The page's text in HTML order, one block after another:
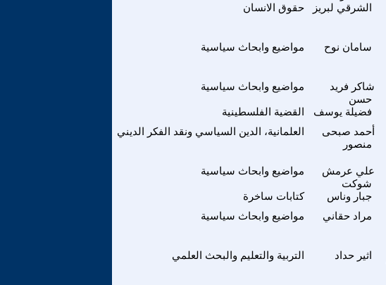
حقوق الانسان الشرقي لبريز
مواضيع وابحاث سياسية سامان نوح
مواضيع وابحاث سياسية
شاكر فريد
حسن
القضية الفلسطينية فضيلة يوسف
العلمانية، الدين السياسي ونقد الفكر الديني
أحمد صبحى
منصور
مواضيع وابحاث سياسية
علي عرمش
شوكت
كتابات ساخرة جبار وناس
مواضيع وابحاث سياسية
مراد حقاني
التربية والتعليم والبحث العلمي اثير حداد